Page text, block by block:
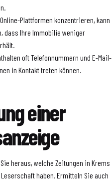
Plattformen konzentrieren, kann
dass Ihre Immobilie weniger
oft Telefonnummern und E-Mail-
in Kontakt treten können.
einer
heraus, welche Zeitungen in Krems
haben. Ermitteln Sie auch